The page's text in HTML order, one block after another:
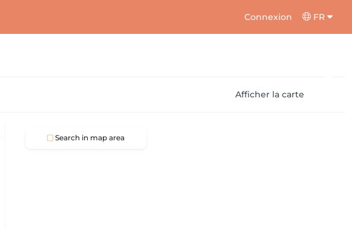
Connexion FR
Afficher la carte
Search in map area